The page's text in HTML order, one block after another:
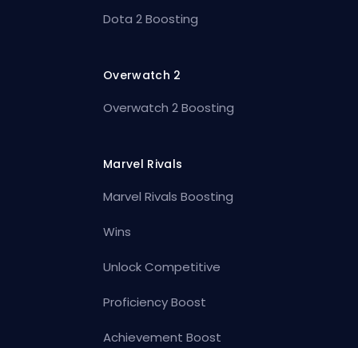
Dota 2 Boosting
Overwatch 2
Overwatch 2 Boosting
Marvel Rivals
Marvel Rivals Boosting
Wins
Unlock Competitive
Proficiency Boost
Achievement Boost